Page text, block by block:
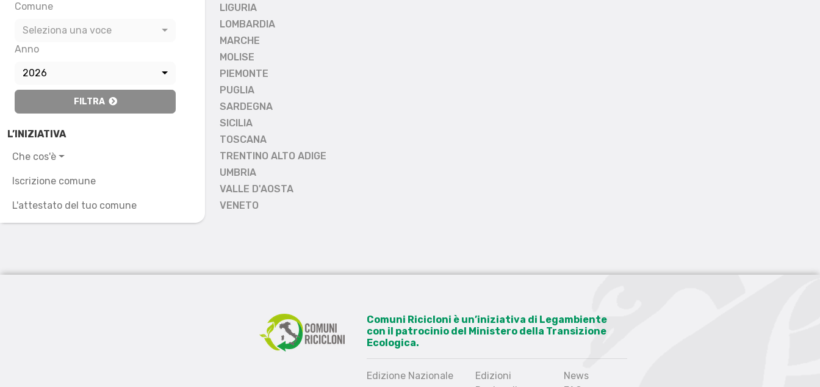
Comune
Seleziona una voce
Anno
2026
FILTRA
L’INIZIATIVA
Che cos'è
Iscrizione comune
L'attestato del tuo comune
LIGURIA
LOMBARDIA
MARCHE
MOLISE
PIEMONTE
PUGLIA
SARDEGNA
SICILIA
TOSCANA
TRENTINO ALTO ADIGE
UMBRIA
VALLE D'AOSTA
VENETO
Comuni Ricicloni è un’iniziativa di Legambiente
con il patrocinio del Ministero della Transizione
Ecologica.
Edizione Nazionale
Edizioni
News